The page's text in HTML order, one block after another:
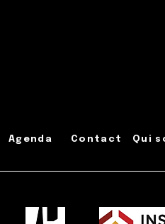
Agenda Contact Qui